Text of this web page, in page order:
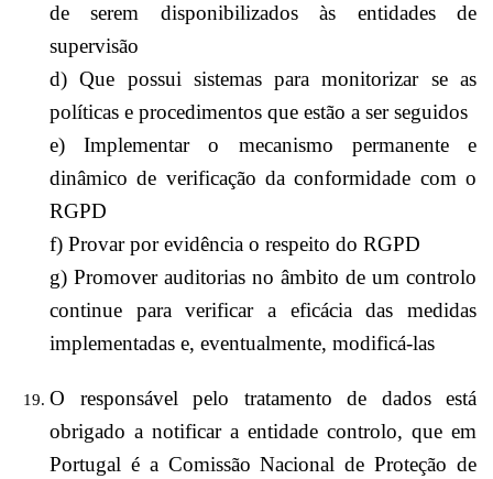
de serem disponibilizados às entidades de
supervisão
d) Que possui sistemas para monitorizar se as
políticas e procedimentos que estão a ser seguidos
e) Implementar o mecanismo permanente e
dinâmico de verificação da conformidade com o
RGPD
f) Provar por evidência o respeito do RGPD
g) Promover auditorias no âmbito de um controlo
continue para verificar a eficácia das medidas
implementadas e, eventualmente, modificá-las
O responsável pelo tratamento de dados está
obrigado a notificar a entidade controlo, que em
Portugal é a Comissão Nacional de Proteção de